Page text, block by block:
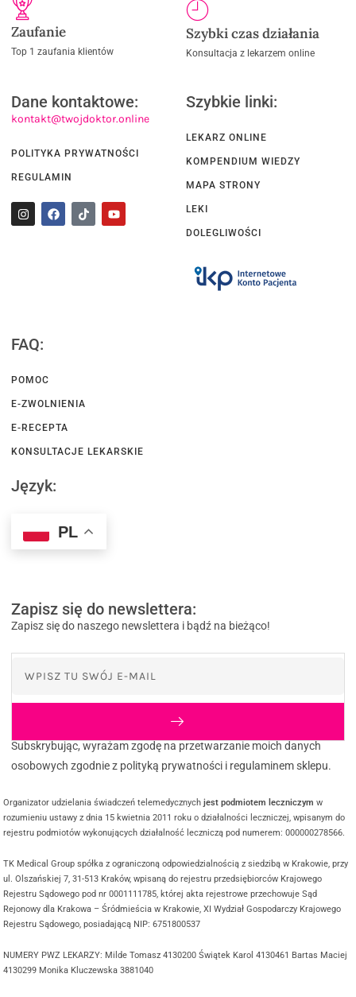
Zaufanie
Top 1 zaufania klientów
Szybki czas działania
Konsultacja z lekarzem online
Dane kontaktowe:
kontakt@twojdoktor.online
POLITYKA PRYWATNOŚCI
REGULAMIN
Szybkie linki:
LEKARZ ONLINE
KOMPENDIUM WIEDZY
MAPA STRONY
LEKI
DOLEGLIWOŚCI
FAQ:
POMOC
E-ZWOLNIENIA
E-RECEPTA
KONSULTACJE LEKARSKIE
Język:
PL
Zapisz się do newslettera:
Zapisz się do naszego newslettera i bądź na bieżąco!
Subskrybując, wyrażam zgodę na przetwarzanie moich danych
osobowych zgodnie z polityką prywatności i regulaminem sklepu.
Organizator udzielania świadczeń telemedycznychjest podmiotem leczniczym w
rozumieniu ustawy z dnia 15 kwietnia 2011 roku o działalności leczniczej, wpisanym do
rejestru podmiotów wykonujących działalność leczniczą pod numerem: 000000278566.
TK Medical Group spółka z ograniczoną odpowiedzialnością z siedzibą w Krakowie, przy
ul. Olszańskiej 7, 31-513 Kraków, wpisaną do rejestru przedsiębiorców Krajowego
Rejestru Sądowego pod nr 0001111785, której akta rejestrowe przechowuje Sąd
Rejonowy dla Krakowa – Śródmieścia w Krakowie, XI Wydział Gospodarczy Krajowego
Rejestru Sądowego, posiadającą NIP: 6751800537
NUMERY PWZ LEKARZY: Milde Tomasz 4130200 Świątek Karol 4130461 Bartas Maciej
4130299 Monika Kluczewska 3881040